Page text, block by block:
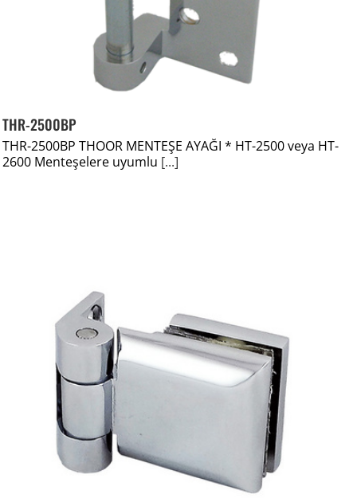
THR-2500BP
THR-2500BP THOOR MENTEŞE AYAĞI * HT-2500 veya HT-
2600 Menteşelere uyumlu [...]